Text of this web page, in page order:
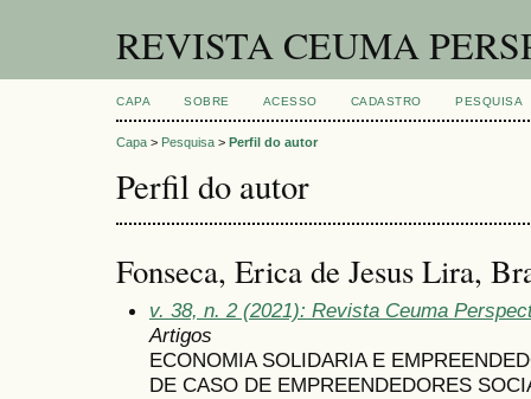
REVISTA CEUMA
CAPA SOBRE ACESSO CADASTRO PESQUISA
Capa > Pesquisa > Perfil do autor
Perfil do autor
Fonseca, Erica de Jesus Lira,
v. 38, n. 2 (2021): Revista Ceuma
Artigos
ECONOMIA SOLIDARIA E
DE CASO DE EMPREENDEDORES